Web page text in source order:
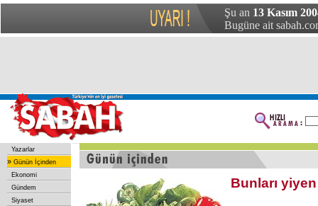
Şu an 13 Kasım
Bugüne ait
Yazarlar
» Günün İçinden
Ekonomi
Gündem
Siyaset
Bunları